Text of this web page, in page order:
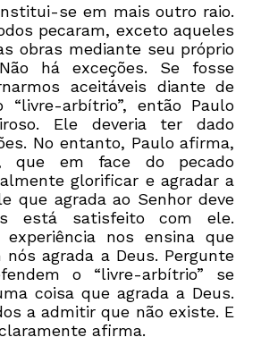
se em mais outro raio.
pecaram, exceto aqueles
obras mediante seu próprio
Não há exceções. Se fosse
aceitáveis diante de
“livre-arbítrio”, então Paulo
Ele deveria ter dado
No entanto, Paulo afirma,
que em face do pecado
glorificar e agradar a
que agrada ao Senhor deve
está satisfeito com ele.
nos ensina que
agrada a Deus. Pergunte
o “livre-arbítrio” se
coisa que agrada a Deus.
a admitir que não existe. E
afirma.